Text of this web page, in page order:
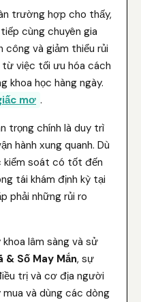
trường hợp cho thấy,
cùng chuyên gia
công và giảm thiểu rủi
từ việc tối ưu hóa cách
khoa học hàng ngày.
mơ .
trọng chính là duy trì
hành xung quanh. Dù
soát có tốt đến
tái khám định kỳ tại
phải những rủi ro
lâm sàng và sử
& Số May Mắn, sự
trị và cơ địa người
và dùng các dòng